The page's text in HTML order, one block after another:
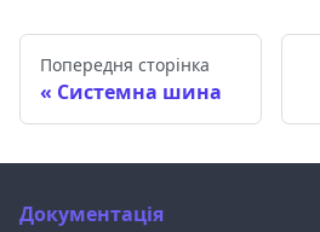
Попередня сторінка
Системна шина
Документація